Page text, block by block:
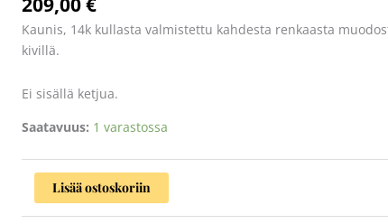
Kaunis, 14k kullasta valmistettu kahdesta renkaasta
kivillä.
Ei sisällä ketjua.
Saatavuus: 1 varastossa
määrä
Lisää ostoskoriin